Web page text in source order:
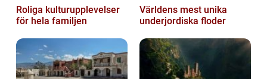
Roliga kulturupplevelser
för hela familjen
Världens mest unika
underjordiska floder